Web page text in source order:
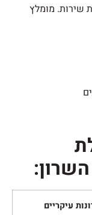
שירות. מומלץ
עיקריים